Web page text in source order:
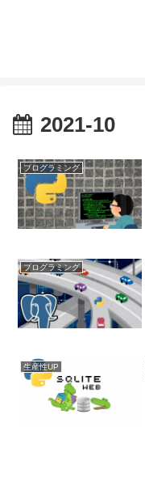
2021-10
プログラミング
プログラミング
生産性UP